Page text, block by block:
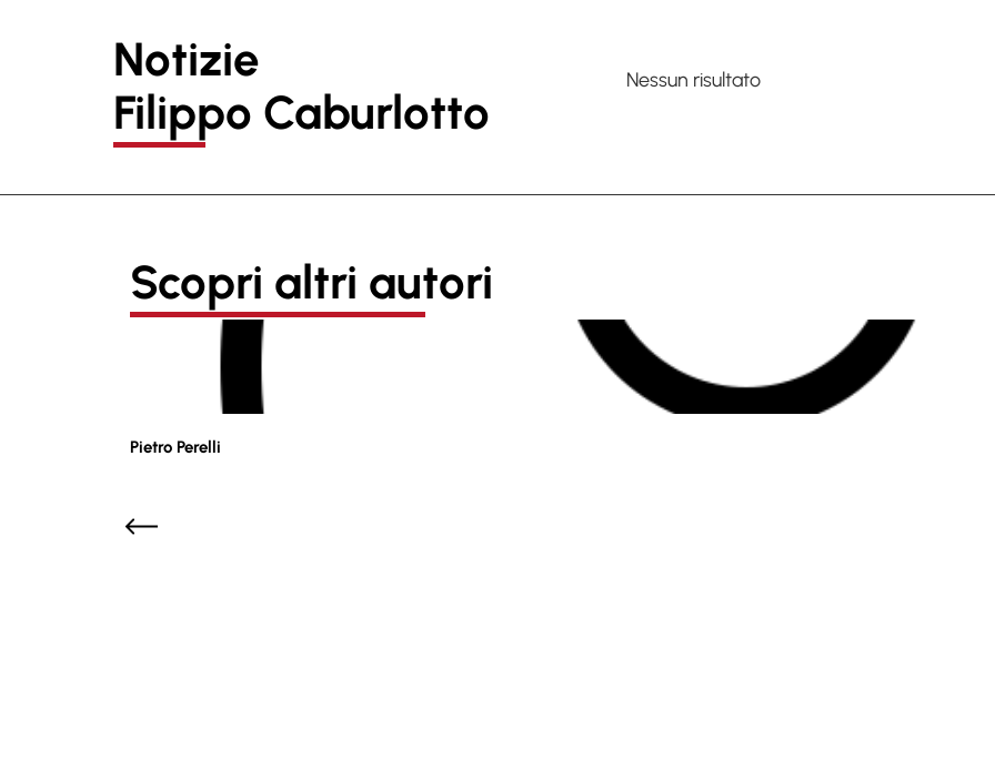
Notizie
Filippo Caburlotto
Nessun risultato
Scopri altri autori
Pietro Perelli